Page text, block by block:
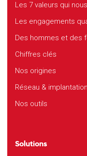
Les 7 valeurs qui
Les engagements
Des hommes et des
Chiffres clés
Nos origines
Réseau & implantation
Nos outils
Solutions